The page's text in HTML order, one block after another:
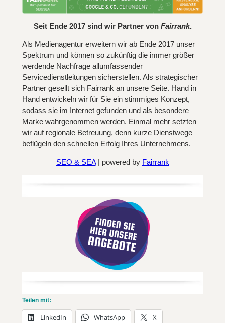
Seit Ende 2017 sind wir Partner von Fairrank.
Als Medienagentur erweitern wir ab Ende 2017 unser
Spektrum und können so zukünftig die immer größer
werdende Nachfrage allumfassender
Servicedienstleitungen sicherstellen. Als strategischer
Partner gesellt sich Fairrank an unsere Seite. Hand in
Hand entwickeln wir für Sie ein stimmiges Konzept,
sodass sie im Internet gefunden und als besondere
Marke wahrgenommen werden. Einmal mehr setzten
wir auf regionale Betreuung, denn kurze Dienstwege
beflügeln den schnellen Erfolg Ihres Unternehmens.
SEO & SEA| powered by Fairrank
Teilen mit:
LinkedIn WhatsApp X